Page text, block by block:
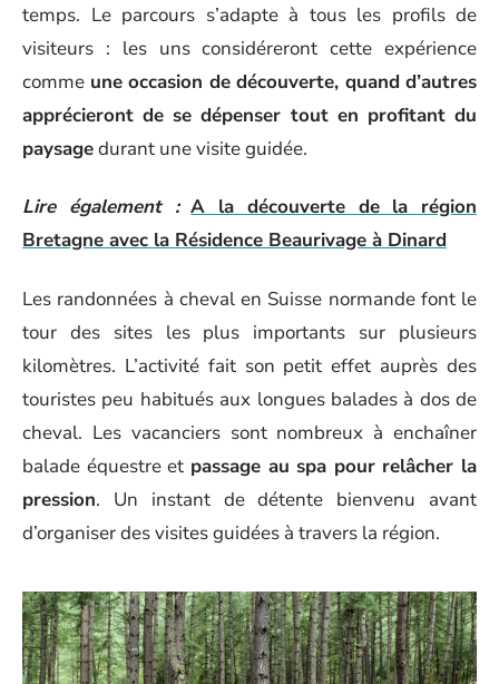
temps. Le parcours s’adapte à tous les profils de
visiteurs : les uns considéreront cette expérience
comme une occasion de découverte, quand d’autres
apprécieront de se dépenser tout en profitant du
paysagedurant une visite guidée.
Lire également : A la découverte de la région
Bretagne avec la Résidence Beaurivage à Dinard
Les randonnées à cheval en Suisse normande font le
tour des sites les plus importants sur plusieurs
kilomètres. L’activité fait son petit effet auprès des
touristes peu habitués aux longues balades à dos de
cheval. Les vacanciers sont nombreux à enchaîner
balade équestre et passage au spa pour relâcher la
pression. Un instant de détente bienvenu avant
d’organiser des visites guidées à travers la région.